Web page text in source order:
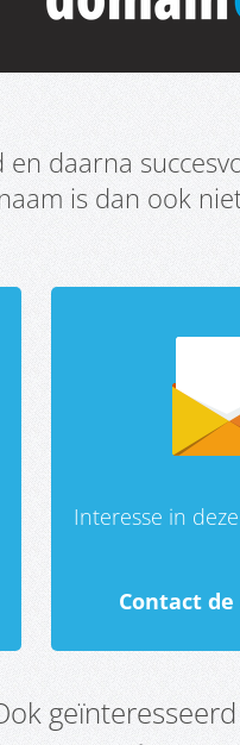
en daarna
is dan ook
Interesse in
Contact